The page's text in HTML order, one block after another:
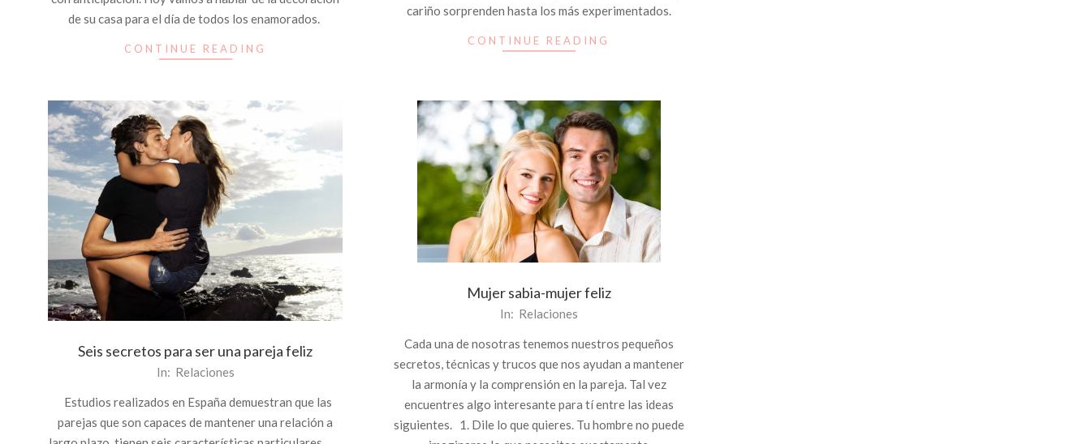
de su casa para el día de todos los enamorados.
CONTINUE READING
cariño sorprenden hasta los más experimentados.
CONTINUE READING
Seis secretos para ser una pareja feliz
In: Relaciones
Estudios realizados en España demuestran que las
parejas que son capaces de mantener una relación a
Mujer sabia-mujer feliz
In: Relaciones
Cada una de nosotras tenemos nuestros pequeños
secretos, técnicas y trucos que nos ayudan a mantener
la armonía y la comprensión en la pareja. Tal vez
encuentres algo interesante para tí entre las ideas
siguientes. 1. Dile lo que quieres. Tu hombre no puede